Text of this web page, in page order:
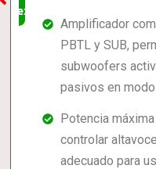
experta
Amplificador
PBTL y SUB,
subwoofers
pasivos en
Potencia
controlar
adecuado para